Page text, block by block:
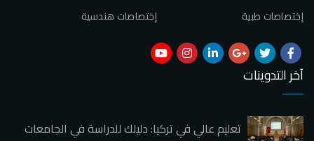
إختصاصات هندسية
إختصاصات طبية
آخر التدوينات
تعليم عالي في تركيا: دليلك للدراسة في الجامعات